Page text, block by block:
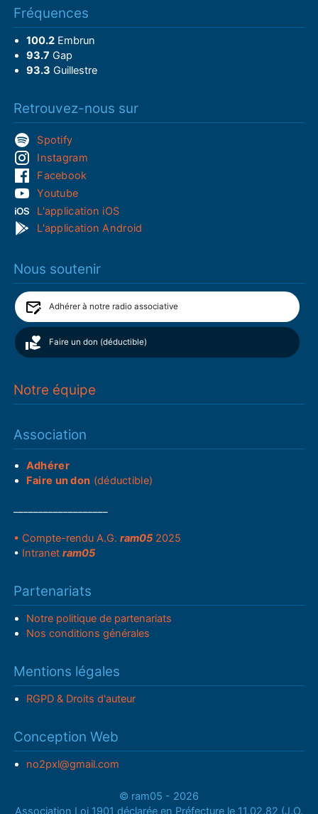
Fréquences
100.2Embrun
93.7 Gap
93.3 Guillestre
Retrouvez-nous sur
Spotify
Instagram
Facebook
Youtube
L'application iOS
L'application Android
Nous soutenir
Adhérer à notre radio associative
Faire un don (déductible)
Notre équipe
Association
Adhérer
Faire un don (déductible)
• Compte-rendu A.G.ram05 2025
• Intranetram05
Partenariats
Notre politique de partenariats
Nos conditions générales
Mentions légales
RGPD & Droits d'auteur
Conception Web
no2pxl@gmail.com
© ram05 - 2026
Association Loi 1901 déclarée en Préfecture le 11.02.82 (J.O.